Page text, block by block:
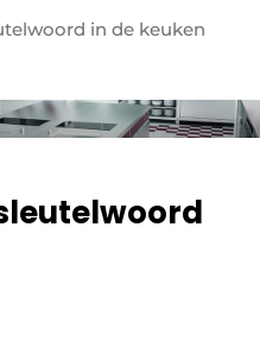
over design en techniek
badkamerbranche
in de keuken